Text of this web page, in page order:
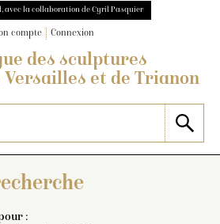
avec la collaboration de Cyril Pasquier
compte Connexion
des sculptures
et de Trianon
: